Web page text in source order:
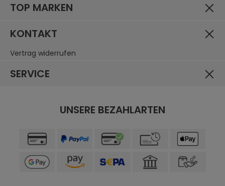
TOP MARKEN
KONTAKT
Vertrag widerrufen
SERVICE
UNSERE BEZAHLARTEN